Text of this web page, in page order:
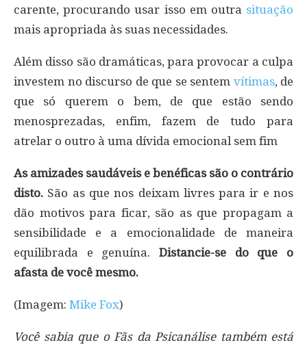
carente, procurando usar isso em outra situação
mais apropriada às suas necessidades.
Além disso são dramáticas, para provocar a culpa
investem no discurso de que se sentem vítimas, de
que só querem o bem, de que estão sendo
menosprezadas, enfim, fazem de tudo para
atrelar o outro à uma dívida emocional sem fim
As amizades saudáveis e benéficas são o contrário
disto. São as que nos deixam livres para ir e nos
dão motivos para ficar, são as que propagam a
sensibilidade e a emocionalidade de maneira
equilibrada e genuína. Distancie-se do que o
afasta de você mesmo.
(Imagem: Mike Fox)
Você sabia que o Fãs da Psicanálise também está